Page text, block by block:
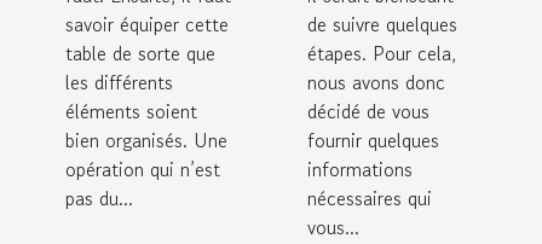
savoir équiper cette
table de sorte que
les différents
éléments soient
bien organisés. Une
opération qui n’est
pas du...
de suivre quelques
étapes. Pour cela,
nous avons donc
décidé de vous
fournir quelques
informations
nécessaires qui
vous...